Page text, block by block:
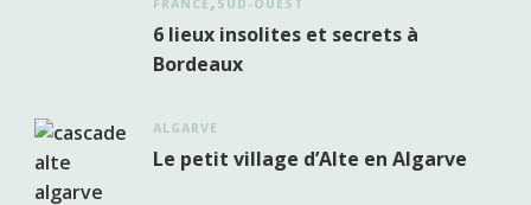
6 lieux insolites et secrets à
Bordeaux
ALGARVE
Le petit village d’Alte en Algarve